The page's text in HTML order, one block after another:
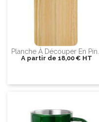
Planche À Découper En Pin...
A partir de 18,00 € HT